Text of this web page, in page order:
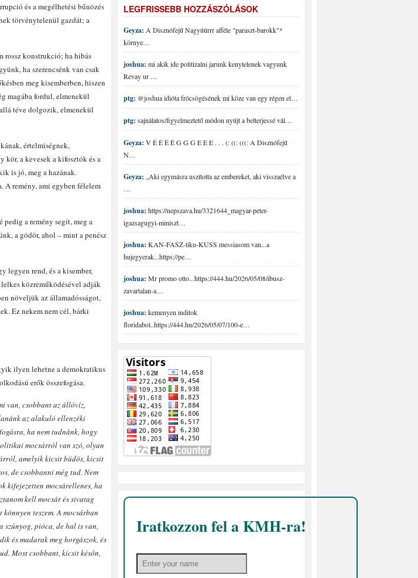
és a megélhetési bűnözés
törvénytelenül gazdát; a
rossz konstrukció; ha hibás
ha szerencsénk van csak
meg kisemberben, hiszen
magába fordul, elmenekül
téve dolgozik, elmenekül
értelmiségnek,
kör, a kevesek a kifosztók és a
is jó, meg a hazának.
A remény, ami egyben félelem
pedig a remény segít, meg a
a gödör, ahol – mint a penész
legyen rend, és a kisember,
közreműködésével adják
növeljük az államadósságot,
Ez nekem nem cél, bárki
ilyen lehetne a demokratikus
erők összefogása.
van, csobbant az állóvíz,
az alakuló ellenzéki
ha nem tudnánk, hogy
mocsárról van szó, olyan
amelyik kicsit büdös, kicsit
de csobbanni még tud. Nem
kifejezetten mocsárellenes, ha
kell mocsár és sivatag
könnyen teszem. A mocsárban
szúnyog, pióca, de hal is van,
és madarak meg horgászok, és
Most csobbant, kicsit későn,
LEGFRISSEBB HOZZÁSZÓLÁSOK
Geyza: A Disznófejű Nagyúúrrr afféle "paraszt-barokk"*
környe…
joshua: mi akik ide politizalni jarunk kenytelenek vagyunk
Revay ur …
ptg: @joshua idióta fröcsögésének mi köze van egy régen el…
ptg: sajnálatos/figyelmeztető módon nyújt a belterjessé vál…
Geyza: V É É É É G G G E E E . . . (: ((: (((: A Disznófejű
N…
Geyza: „Aki egymásra uszította az embereket, aki visszaélve a
…
joshua: https://nepszava.hu/3321644_magyar-peter-
igazsagugyi-miniszt…
joshua: KAN-FASZ-tiku-KUSS messiasom van...a
hujegyerak...https://pe…
joshua: Mr promo otto...https://444.hu/2026/05/08/ibusz-
zavartalan-a…
joshua: kemenyen inditok
floridabol..https://444.hu/2026/05/07/100-e…
Iratkozzon fel a KMH-ra!